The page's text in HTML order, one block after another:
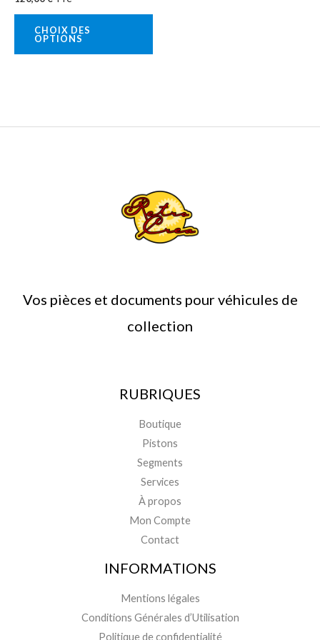
CHOIX DES
OPTIONS
Vos pièces et documents pour véhicules de
collection
RUBRIQUES
Boutique
Pistons
Segments
Services
À propos
Mon Compte
Contact
INFORMATIONS
Mentions légales
Conditions Générales d’Utilisation
Politique de confidentialité